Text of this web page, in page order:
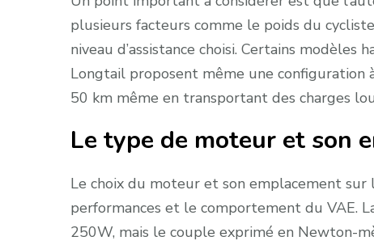
plusieurs facteurs comme le poids du
niveau d’assistance choisi. Certains
Longtail proposent même une configuration
50 km même en transportant des charges
Le type de moteur et son
Le choix du moteur et son emplacement
performances et le comportement du VAE.
250W, mais le couple exprimé en Newton-